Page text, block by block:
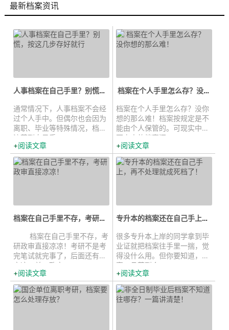
最新档案资讯
人事档案在自己手里？别慌，按这几步...
通常情况下，人事档案不会经
过个人手中。但偶尔也会因为
离职、毕业等特殊情况，档案
流落到自己手...
阅读文章
档案在个人手里怎么存？没你想的...
档案在个人手里怎么存？没你
想的那么难！档案按规定是不
能由个人保管的。可现实中，
不少人的档案还...
阅读文章
档案在自己手里不存，考研政审直接...
档案在自己手里不存，考
研政审直接凉凉！考研不是考
完笔试就完事了，后面还有政
审这一关。政审...
阅读文章
专升本的档案还在自己手上，再不处...
很多专升本上岸的同学拿到毕
业证就把档案往手里一揣，觉
得没什么用。但你要知道，档
案一旦落到个...
阅读文章